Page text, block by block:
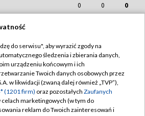
0 0 0
(K) 0
0
do serwisu", aby wyrazić zgody na
śledzenia i zbierania danych,
urządzeniu końcowym i ich
Twoich danych osobowych przez
w likwidacji (zwaną dalej również „TVP”),
(1201 firm) oraz pozostałych Zaufanych
celach marketingowych (w tym do
reklam do Twoich zainteresowań i